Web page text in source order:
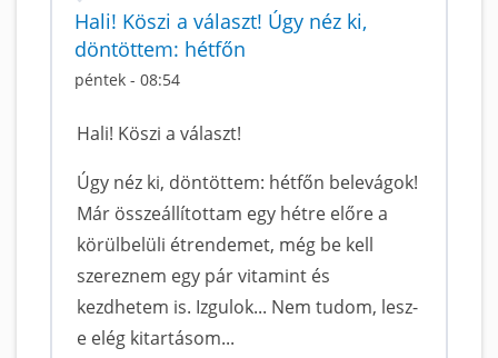
Hali! Köszi a választ! Úgy néz ki,
döntöttem: hétfőn
péntek - 08:54
Hali! Köszi a választ!
Úgy néz ki, döntöttem: hétfőn belevágok!
Már összeállítottam egy hétre előre a
körülbelüli étrendemet, még be kell
szereznem egy pár vitamint és
kezdhetem is. Izgulok... Nem tudom, lesz-
e elég kitartásom...